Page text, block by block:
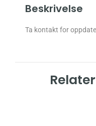
Beskrivelse
Ta kontakt for